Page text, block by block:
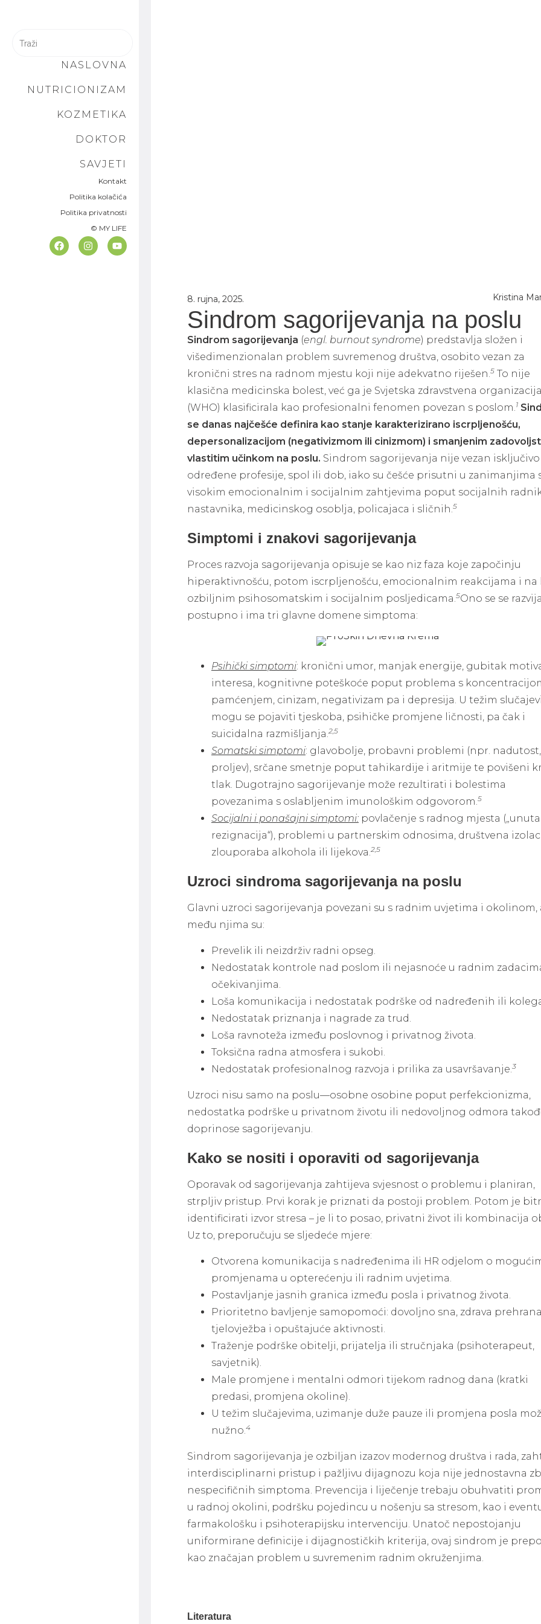
NASLOVNA
NUTRICIONIZAM
KOZMETIKA
DOKTOR
SAVJETI
Kontakt
Politika kolačića
Politika privatnosti
© MY LIFE
8. rujna, 2025. Kristina
Sindrom sagorijevanja na poslu
Sindrom sagorijevanja (engl. burnout syndrome) predstavlja složen i
višedimenzionalan problem suvremenog društva, osobito vezan za
kronični stres na radnom mjestu koji nije adekvatno riješen.5 To nije
klasična medicinska bolest, već ga je Svjetska zdravstvena organizacija
(WHO) klasificirala kao profesionalni fenomen povezan s poslom.1
se danas najčešće definira kao stanje karakterizirano iscrpljenošću,
depersonalizacijom (negativizmom ili cinizmom) i smanjenim
vlastitim učinkom na poslu. Sindrom sagorijevanja nije vezan isključivo
određene profesije, spol ili dob, iako su češće prisutni u zanimanjima
visokim emocionalnim i socijalnim zahtjevima poput socijalnih
nastavnika, medicinskog osoblja, policajaca i sličnih.5
Simptomi i znakovi sagorijevanja
Proces razvoja sagorijevanja opisuje se kao niz faza koje započinju
hiperaktivnošću, potom iscrpljenošću, emocionalnim reakcijama i na
ozbiljnim psihosomatskim i socijalnim posljedicama.5Ono se se razvija
postupno i ima tri glavne domene simptoma:
Psihički simptomi: kronični umor, manjak energije, gubitak
interesa, kognitivne poteškoće poput problema s
pamćenjem, cinizam, negativizam pa i depresija. U težim
mogu se pojaviti tjeskoba, psihičke promjene ličnosti, pa čak i
suicidalna razmišljanja.2,5
Somatski simptomi: glavobolje, probavni problemi (npr. nadutost,
proljev), srčane smetnje poput tahikardije i aritmije te povišeni
tlak. Dugotrajno sagorijevanje može rezultirati i bolestima
povezanima s oslabljenim imunološkim odgovorom.5
Socijalni i ponašajni simptomi: povlačenje s radnog mjesta
rezignacija“), problemi u partnerskim odnosima, društvena
zlouporaba alkohola ili lijekova.2,5
Uzroci sindroma sagorijevanja na poslu
Glavni uzroci sagorijevanja povezani su s radnim uvjetima i okolinom,
među njima su:
Prevelik ili neizdrživ radni opseg.
Nedostatak kontrole nad poslom ili nejasnoće u radnim
očekivanjima.
Loša komunikacija i nedostatak podrške od nadređenih ili
Nedostatak priznanja i nagrade za trud.
Loša ravnoteža između poslovnog i privatnog života.
Toksična radna atmosfera i sukobi.
Nedostatak profesionalnog razvoja i prilika za usavršavanje.3
Uzroci nisu samo na poslu—osobne osobine poput perfekcionizma,
nedostatka podrške u privatnom životu ili nedovoljnog odmora
doprinose sagorijevanju.
Kako se nositi i oporaviti od sagorijevanja
Oporavak od sagorijevanja zahtijeva svjesnost o problemu i planiran,
strpljiv pristup. Prvi korak je priznati da postoji problem. Potom je
identificirati izvor stresa – je li to posao, privatni život ili kombinacija
Uz to, preporučuju se sljedeće mjere:
Otvorena komunikacija s nadređenima ili HR odjelom o
promjenama u opterećenju ili radnim uvjetima.
Postavljanje jasnih granica između posla i privatnog života.
Prioritetno bavljenje samopomoći: dovoljno sna, zdrava
tjelovježba i opuštajuće aktivnosti.
Traženje podrške obitelji, prijatelja ili stručnjaka (psihoterapeut,
savjetnik).
Male promjene i mentalni odmori tijekom radnog dana (kratki
predasi, promjena okoline).
U težim slučajevima, uzimanje duže pauze ili promjena posla
nužno.4
Sindrom sagorijevanja je ozbiljan izazov modernog društva i rada,
interdisciplinarni pristup i pažljivu dijagnozu koja nije jednostavna
nespecifičnih simptoma. Prevencija i liječenje trebaju obuhvatiti
u radnoj okolini, podršku pojedincu u nošenju sa stresom, kao i
farmakološku i psihoterapijsku intervenciju. Unatoč nepostojanju
uniformirane definicije i dijagnostičkih kriterija, ovaj sindrom je
kao značajan problem u suvremenim radnim okruženjima.
Literatura